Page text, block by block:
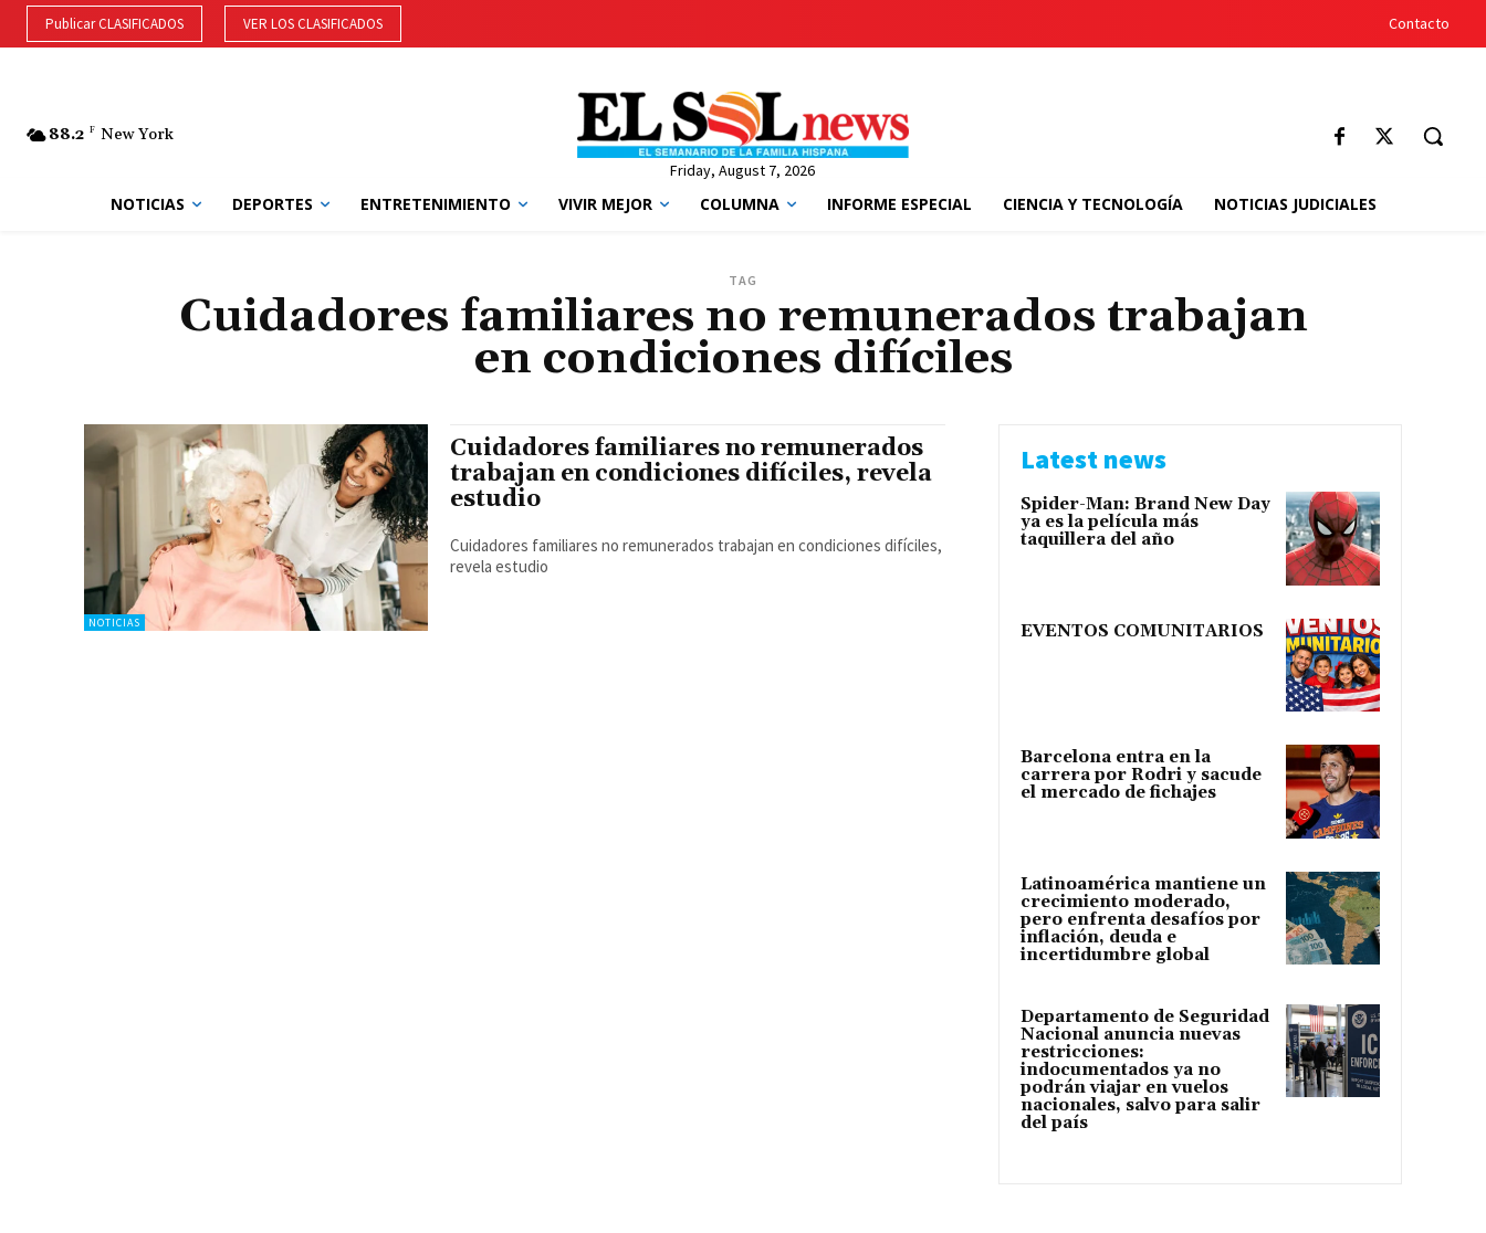
Publicar CLASIFICADOS VER LOS CLASIFICADOS Contacto
88.2 F New York
Friday, August 7, 2026
NOTICIAS DEPORTES ENTRETENIMIENTO VIVIR MEJOR COLUMNA INFORME ESPECIAL CIENCIA Y TECNOLOGÍA NOTICIAS JUDICIALES
TAG
Cuidadores familiares no remunerados trabajan
en condiciones difíciles
NOTICIAS
Cuidadores familiares no remunerados
trabajan en condiciones difíciles, revela
estudio
Cuidadores familiares no remunerados trabajan en condiciones difíciles,
revela estudio
Latest news
Spider-Man: Brand New Day
ya es la película más
taquillera del año
EVENTOS COMUNITARIOS
Barcelona entra en la
carrera por Rodri y sacude
el mercado de fichajes
Latinoamérica mantiene un
crecimiento moderado,
pero enfrenta desafíos por
inflación, deuda e
incertidumbre global
Departamento de Seguridad
Nacional anuncia nuevas
restricciones:
indocumentados ya no
podrán viajar en vuelos
nacionales, salvo para salir
del país